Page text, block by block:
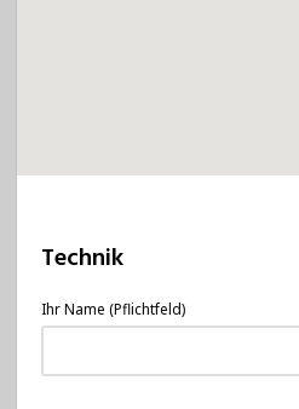
Technik
Ihr Name (Pflichtfeld)